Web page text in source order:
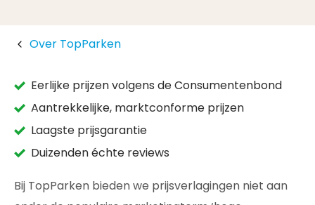
Over TopParken
Eerlijke prijzen volgens de Consumentenbond
Aantrekkelijke, marktconforme prijzen
Laagste prijsgarantie
Duizenden échte reviews
Bij TopParken bieden we prijsverlagingen niet aan